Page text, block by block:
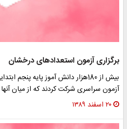
برگزاری آزمون استعدادهای درخشان
بیش از 180هزار دانش آموز پایه
آزمون سراسری شرکت کردند که از میان آنها 25 تا 30هزار…
۲۰ اسفند ۱۳۸۹